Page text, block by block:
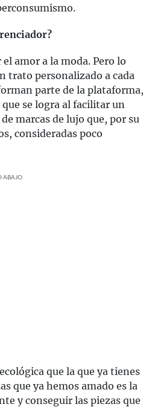
amor a la moda. Pero lo
trato personalizado a cada
parte de la plataforma,
se logra al facilitar un
marcas de lujo que, por su
consideradas poco
ABAJO
que la que ya tienes
que ya hemos amado es la
y conseguir las piezas que